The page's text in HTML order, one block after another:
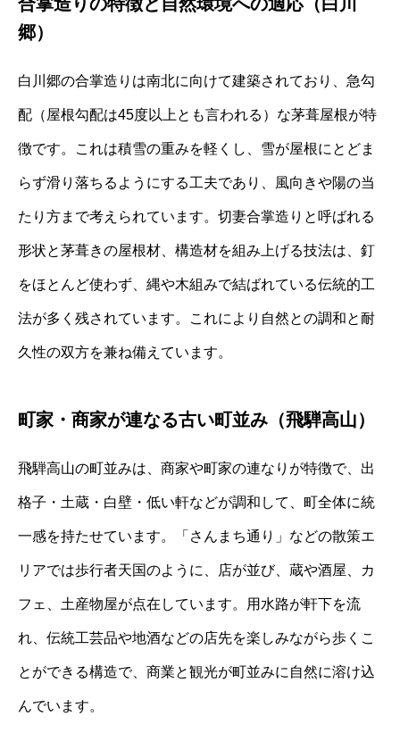
郷）
白川郷の合掌造りは南北に向けて建築されており、急勾
配（屋根勾配は45度以上とも言われる）な茅葺屋根が特
徴です。これは積雪の重みを軽くし、雪が屋根にとどま
らず滑り落ちるようにする工夫であり、風向きや陽の当
たり方まで考えられています。切妻合掌造りと呼ばれる
形状と茅葺きの屋根材、構造材を組み上げる技法は、釘
をほとんど使わず、縄や木組みで結ばれている伝統的工
法が多く残されています。これにより自然との調和と耐
久性の双方を兼ね備えています。
町家・商家が連なる古い町並み（飛騨高山）
飛騨高山の町並みは、商家や町家の連なりが特徴で、出
格子・土蔵・白壁・低い軒などが調和して、町全体に統
一感を持たせています。「さんまち通り」などの散策エ
リアでは歩行者天国のように、店が並び、蔵や酒屋、カ
フェ、土産物屋が点在しています。用水路が軒下を流
れ、伝統工芸品や地酒などの店先を楽しみながら歩くこ
とができる構造で、商業と観光が町並みに自然に溶け込
んでいます。